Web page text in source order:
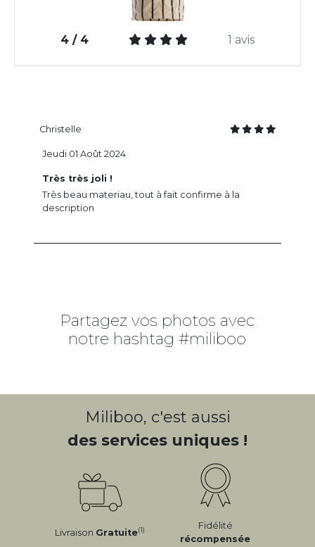
4 / 4 1 avis
Christelle
Très très joli !
Très beau materiau, tout à fait confirme à la
description
Jeudi 01 Août 2024
Partagez vos photos avec
notre hashtag #miliboo
Miliboo, c'est aussi
des services uniques !
Livraison Gratuite(1)
Fidélité
récompensée